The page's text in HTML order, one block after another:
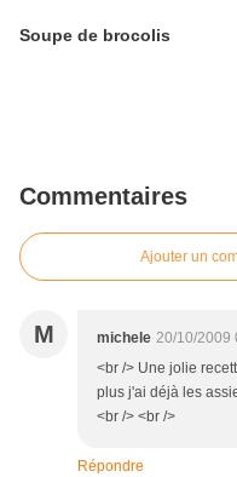
Soupe de brocolis
Commentaires
Ajouter un
M michele 20/10/2009
<br /> Une jolie
plus j'ai déjà les
<br /> <br />
Répondre